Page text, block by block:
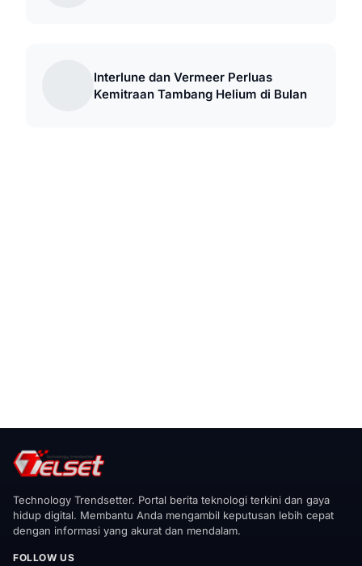
Interlune dan Vermeer Perluas
Kemitraan Tambang Helium di Bulan
Technology Trendsetter. Portal berita teknologi terkini dan gaya
hidup digital. Membantu Anda mengambil keputusan lebih cepat
dengan informasi yang akurat dan mendalam.
FOLLOW US